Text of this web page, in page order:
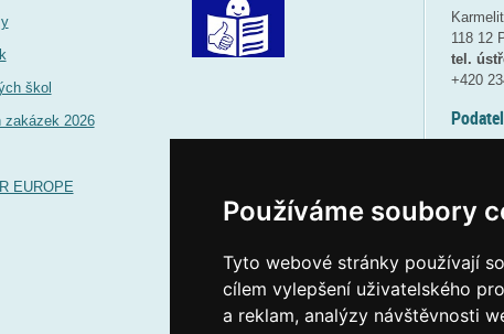
Používáme soubory
Tyto webové stránky používají
cílem vylepšení uživatelského
a reklam, analýzy návštěvnosti
škol
zakázek 2026
EUROPE
118 12
tel.
+420
(více